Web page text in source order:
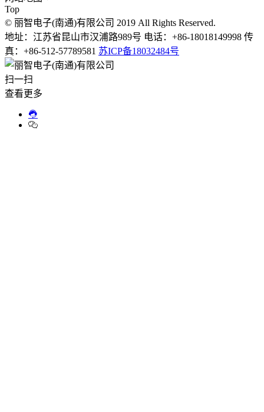
Top
© 丽智电子(南通)有限公司 2019 All Rights Reserved.
地址：江苏省昆山市汉浦路989号 电话：+86-18018149998 传
真：+86-512-57789581 苏ICP备18032484号
扫一扫
查看更多